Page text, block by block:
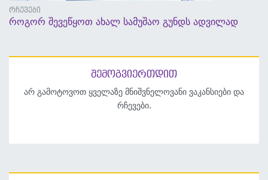
რჩევები
როგორ შევეწყოთ ახალ სამუშაო გუნდს ადვილად
შემოგვიერთდით
არ გამოტოვოთ ყველაზე მნიშვნელოვანი ვაკანსიები და
რჩევები.